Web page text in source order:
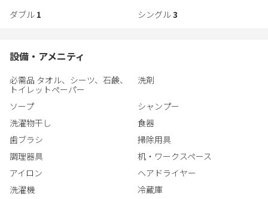
ダブル 1 シングル3
設備・アメニティ
必需品 タオル、シーツ、石鹸、
トイレットペーパー
洗剤
ソープ
シャンプー
洗濯物干し
食器
歯ブラシ
掃除用具
調理器具
机・ワークスペース
アイロン
ヘアドライヤー
洗濯機
冷蔵庫